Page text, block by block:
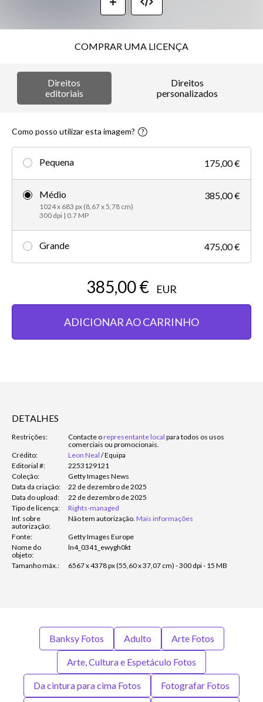
COMPRAR UMA LICENÇA
Direitos
editoriais
Direitos
personalizados
Como posso utilizar esta imagem?
Pequena 175,00 €
Médio
1024 x 683 px (8,67 x 5,78 cm)
300 dpi | 0.7 MP
385,00 €
Grande 475,00 €
385,00 € EUR
ADICIONAR AO CARRINHO
DETALHES
Restrições: Contacte orepresentante local para todos os usos
comerciais ou promocionais.
Crédito:
Leon Neal /Equipa
Editorial #:
2253129121
Coleção:
Getty Images News
Data da criação:
22 de dezembro de 2025
Data do upload:
22 de dezembro de 2025
Tipo de licença:
Rights-managed
Inf. sobre
autorização:
Não tem autorização. Mais informações
Fonte:
Getty Images Europe
Nome do
objeto:
ln4_0341_ewygh0kt
Tamanho máx.: 6567 x 4378 px (55,60 x 37,07 cm) - 300 dpi - 15 MB
Banksy Fotos Adulto Arte Fotos
Arte, Cultura e Espetáculo Fotos
Da cintura para cima Fotos Fotografar Fotos